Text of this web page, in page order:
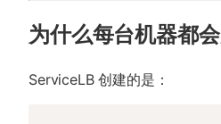
为什么每台机器都
ServiceLB 创建的是：